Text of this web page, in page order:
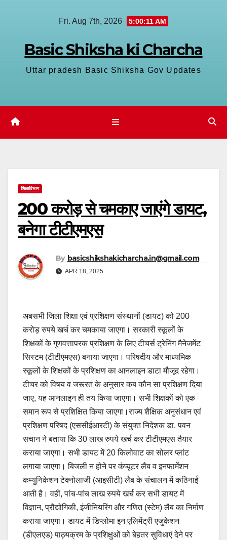
Fri. Aug 7th, 2026 5:00:12 AM
Basic Shiksha ki Charcha
Uttar pradesh Basic Shiksha Gov Updates
शिक्षाविभाग
200 करोड़ से चमकाए जाएंगे डायट,
बनेगा टीटीएमएस
By basicshikshakicharcha.in@gmail.com
APR 18, 2025
अबसभी जिला शिक्षा एवं प्रशिक्षण संस्थानों (डायट) को 200
करोड़ रुपये खर्च कर चमकाया जाएगा। सरकारी स्कूलों के
शिक्षकों के गुणवत्तापरक प्रशिक्षण के लिए टीचर्स ट्रेनिंग मैनेजमेंट
सिस्टम (टीटीएमएस) बनाया जाएगा। परिषदीय और माध्यमिक
स्कूलों के शिक्षकों के प्रशिक्षण का आनलाइन डाटा मौजूद रहेगा।
टीचर को विषय व जरूरत के अनुसार कब कौन सा प्रशिक्षण दिया
जाए, यह आनलाइन ही तय किया जाएगा। सभी शिक्षकों को एक
समान रूप से प्रशिक्षित किया जाएगा।राज्य शैक्षिक अनुसंधान एवं
प्रशिक्षण परिषद (एससीईआरटी) के संयुक्त निदेशक डा. पवन
सचान ने बताया कि 30 लाख रुपये खर्च कर टीटीएमएस तैयार
कराया जाएगा। सभी डायट में 20 किलोवाट का सोलर प्लांट
लगाया जाएगा। बिजली न होने पर कंप्यूटर लैब व इनफार्मेशन
कम्युनिकेशन टेक्नोलाजी (आइसीटी) लैब के संचालन में कठिनाई
आती है। वहीं, पांच-पांच लाख रुपये खर्च कर सभी डायट में
विज्ञान, प्रौद्योगिकी, इंजीनियरिंग और गणित (स्टेम) लैब का निर्माण
कराया जाएगा। डायट में डिप्लोमा इन एलिमेंट्री एजुकेशन
(डीएलएड) पाठ्यक्रम के प्रशिक्षुओं को बेहतर सुविधाएं देने पर